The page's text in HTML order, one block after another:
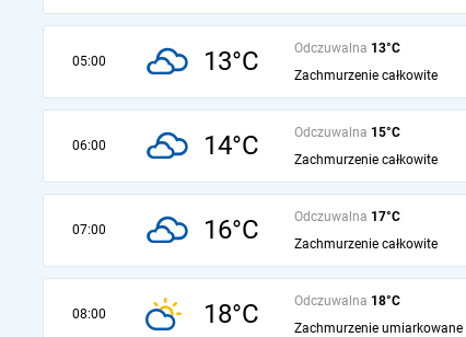
05:00 13°C Odczuwalna 13°C
Zachmurzenie całkowite
06:00 14°C Odczuwalna 15°C
Zachmurzenie całkowite
07:00 16°C Odczuwalna 17°C
Zachmurzenie całkowite
08:00 18°C Odczuwalna 18°C
Zachmurzenie umiarkowane